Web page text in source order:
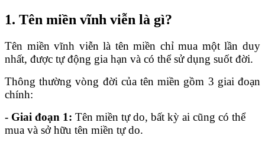
1. Tên miền vĩnh viễn là gì?
Tên miền vĩnh viễn là tên miền chỉ mua một lần duy
nhất, được tự động gia hạn và có thể sử dụng suốt đời.
Thông thường vòng đời của tên miền gồm 3 giai đoạn
chính:
- Giai đoạn 1: Tên miền tự do, bất kỳ ai cũng có thể
mua và sở hữu tên miền tự do.